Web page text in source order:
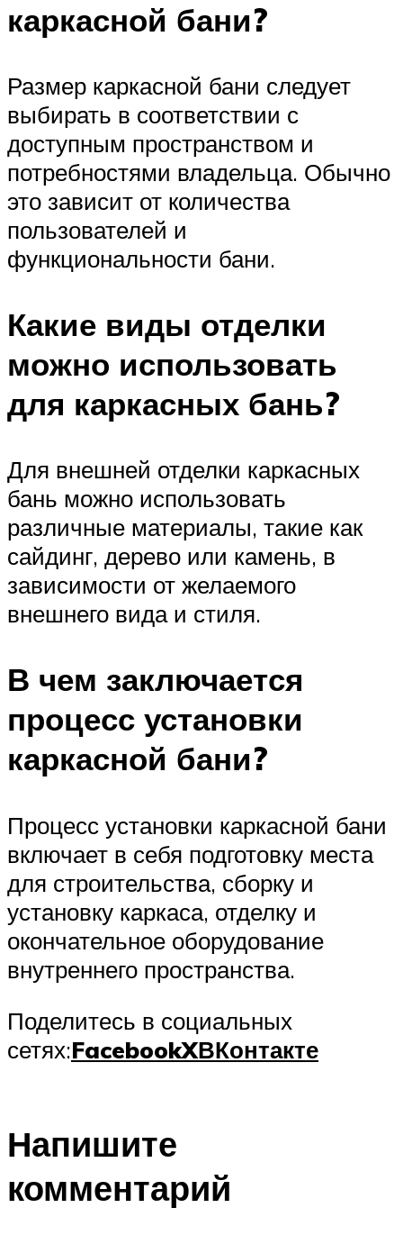
каркасной бани?
Размер каркасной бани следует
выбирать в соответствии с
доступным пространством и
потребностями владельца. Обычно
это зависит от количества
пользователей и
функциональности бани.
Какие виды отделки
можно использовать
для каркасных бань?
Для внешней отделки каркасных
бань можно использовать
различные материалы, такие как
сайдинг, дерево или камень, в
зависимости от желаемого
внешнего вида и стиля.
В чем заключается
процесс установки
каркасной бани?
Процесс установки каркасной бани
включает в себя подготовку места
для строительства, сборку и
установку каркаса, отделку и
окончательное оборудование
внутреннего пространства.
Поделитесь в социальных
сетях:FacebookXВКонтакте
Напишите
комментарий